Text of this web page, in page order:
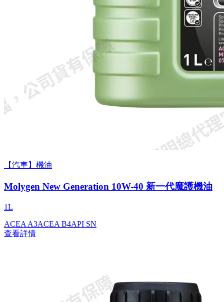
【汽車】機油
Molygen New Gener­a­tion 10W-40 新一代魔護機油
1L
ACEA A3ACEA B4API SN
查看詳情